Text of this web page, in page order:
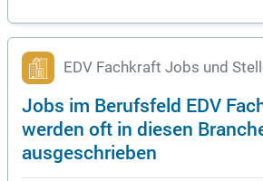
EDV Fachkraft Jobs und
Jobs im Berufsfeld EDV
werden oft in diesen
ausgeschrieben